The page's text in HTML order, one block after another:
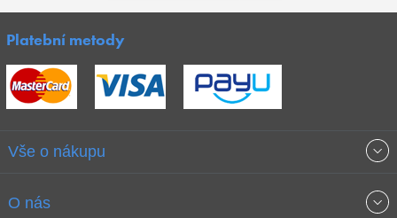
Platební metody
Vše o nákupu
Obchodní podmínky
O nás